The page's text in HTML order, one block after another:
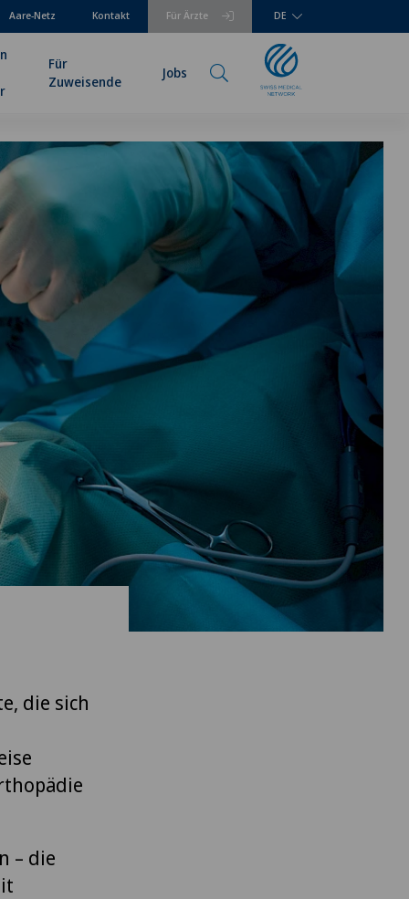
Für Ärzte
Aare-Netz Kontakt DE
Für
Zuweisende
Jobs
die sich
– die